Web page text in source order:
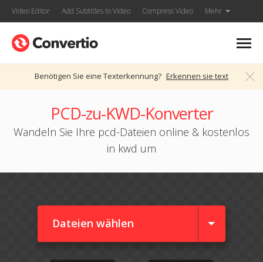
Video Editor Add Subtitles to Video Compress Video Mehr
Benötigen Sie eine Texterkennung? Erkennen sie text
PCD-zu-KWD-Konverter
Wandeln Sie Ihre pcd-Dateien online & kostenlos
in kwd um
Dateien wählen